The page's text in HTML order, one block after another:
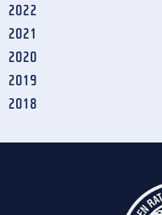
2022
2021
2020
2019
2018